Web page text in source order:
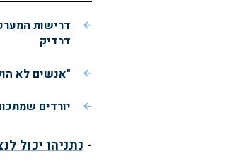
דרישות
דרדיק
"אנשים לא
יורדים
- נתניהו יכול